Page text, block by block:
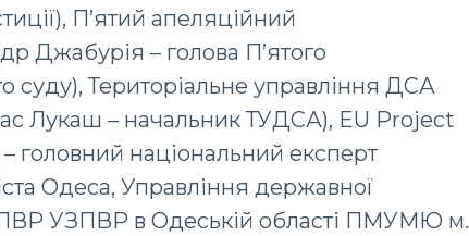
П’ятий апеляційний
Джабурія – голова П’ятого
суду), Територіальне управління ДСА
Лукаш – начальник ТУДСА), EU Project
головний національний експерт
Одеса, Управління державної
УЗПВР в Одеській області ПМУМЮ м.